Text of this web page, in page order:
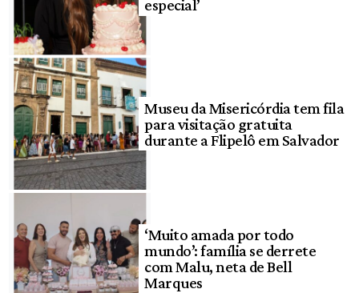
especial’
Museu da Misericórdia tem fila
para visitação gratuita
durante a Flipelô em Salvador
‘Muito amada por todo
mundo’: família se derrete
com Malu, neta de Bell
Marques